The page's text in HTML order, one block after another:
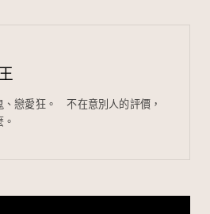
ei
b
戀愛狂。⠀ 不在意別人的評價，